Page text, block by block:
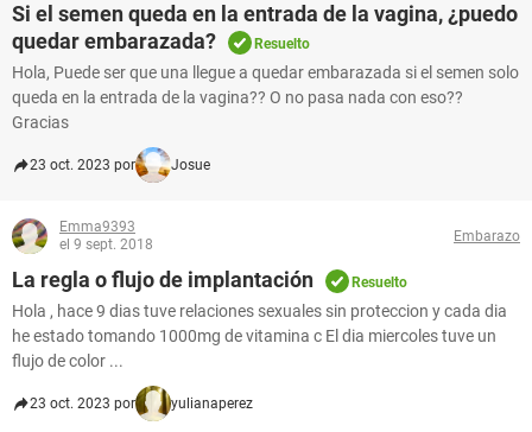
Si el semen queda en la entrada de la vagina, ¿puedo
quedar embarazada?
Resuelto
Hola, Puede ser que una llegue a quedar embarazada si el semen solo
queda en la entrada de la vagina?? O no pasa nada con eso??
Gracias
23 oct. 2023 por Josue
Emma9393
el 9 sept. 2018
Embarazo
La regla o flujo de implantación Resuelto
Hola , hace 9 dias tuve relaciones sexuales sin proteccion y cada dia
he estado tomando 1000mg de vitamina c El dia miercoles tuve un
flujo de color ...
23 oct. 2023 por yulianaperez